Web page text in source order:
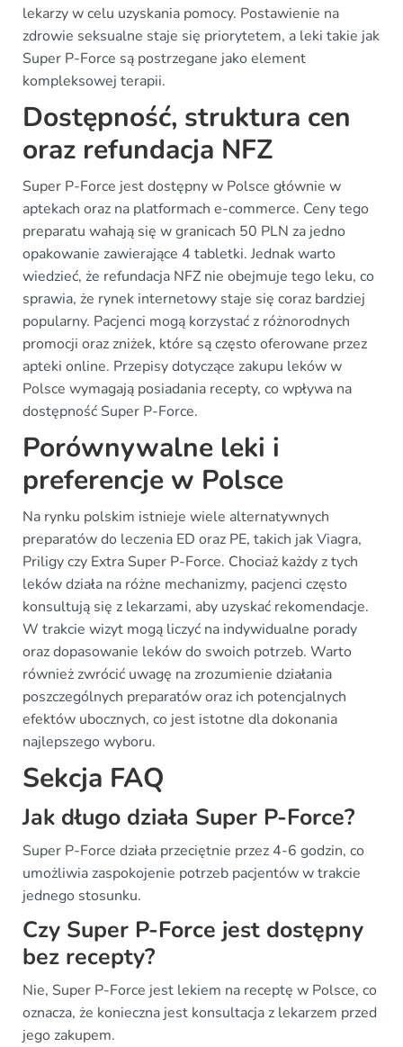
lekarzy w celu uzyskania pomocy. Postawienie na
zdrowie seksualne staje się priorytetem, a leki takie jak
Super P-Force są postrzegane jako element
kompleksowej terapii.
Dostępność, struktura cen
oraz refundacja NFZ
Super P-Force jest dostępny w Polsce głównie w
aptekach oraz na platformach e-commerce. Ceny tego
preparatu wahają się w granicach 50 PLN za jedno
opakowanie zawierające 4 tabletki. Jednak warto
wiedzieć, że refundacja NFZ nie obejmuje tego leku, co
sprawia, że rynek internetowy staje się coraz bardziej
popularny. Pacjenci mogą korzystać z różnorodnych
promocji oraz zniżek, które są często oferowane przez
apteki online. Przepisy dotyczące zakupu leków w
Polsce wymagają posiadania recepty, co wpływa na
dostępność Super P-Force.
Porównywalne leki i
preferencje w Polsce
Na rynku polskim istnieje wiele alternatywnych
preparatów do leczenia ED oraz PE, takich jak Viagra,
Priligy czy Extra Super P-Force. Chociaż każdy z tych
leków działa na różne mechanizmy, pacjenci często
konsultują się z lekarzami, aby uzyskać rekomendacje.
W trakcie wizyt mogą liczyć na indywidualne porady
oraz dopasowanie leków do swoich potrzeb. Warto
również zwrócić uwagę na zrozumienie działania
poszczególnych preparatów oraz ich potencjalnych
efektów ubocznych, co jest istotne dla dokonania
najlepszego wyboru.
Sekcja FAQ
Jak długo działa Super P-Force?
Super P-Force działa przeciętnie przez 4-6 godzin, co
umożliwia zaspokojenie potrzeb pacjentów w trakcie
jednego stosunku.
Czy Super P-Force jest dostępny
bez recepty?
Nie, Super P-Force jest lekiem na receptę w Polsce, co
oznacza, że konieczna jest konsultacja z lekarzem przed
jego zakupem.